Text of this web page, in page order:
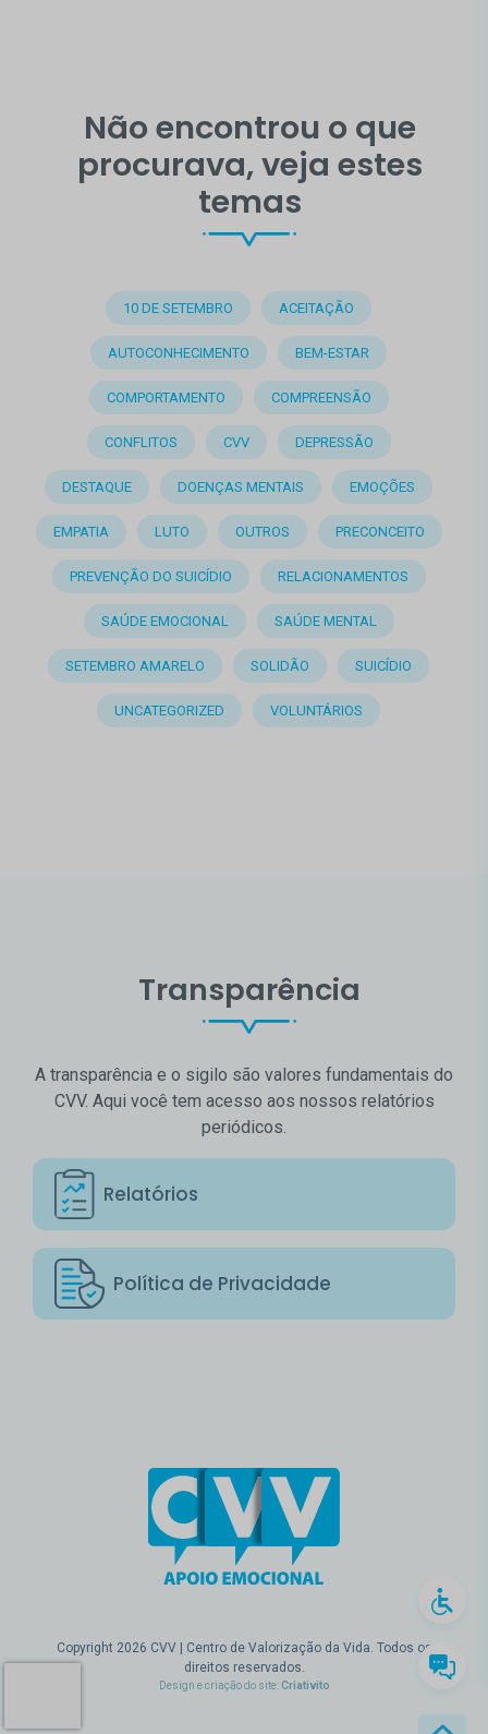
Não encontrou o que
procurava, veja estes
temas
10 DE SETEMBRO ACEITAÇÃO
AUTOCONHECIMENTO BEM-ESTAR
COMPORTAMENTO COMPREENSÃO
CONFLITOS CVV DEPRESSÃO
DESTAQUE DOENÇAS MENTAIS EMOÇÕES
EMPATIA LUTO OUTROS PRECONCEITO
PREVENÇÃO DO SUICÍDIO RELACIONAMENTOS
SAÚDE EMOCIONAL SAÚDE MENTAL
SETEMBRO AMARELO SOLIDÃO SUICÍDIO
UNCATEGORIZED VOLUNTÁRIOS
Transparência
A transparência e o sigilo são valores fundamentais do
CVV. Aqui você tem acesso aos nossos relatórios
periódicos.
Relatórios
Política de Privacidade
Copyright 2026 CVV | Centro de Valorização da Vida. Todos os
direitos reservados.
Design e criação do site:Criativito